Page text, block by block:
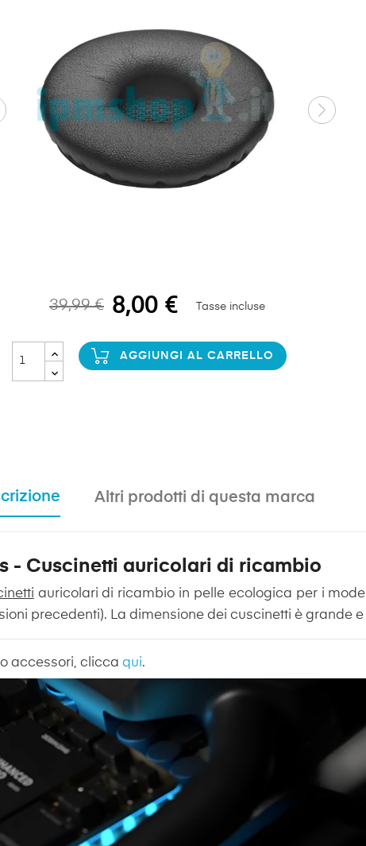
39,99 € 8,00 € Tasse incluse
AGGIUNGI AL CARRELLO
Altri prodotti di questa marca
- Cuscinetti auricolari di ricambio
auricolari di ricambio in pelle ecologica per i
precedenti). La dimensione dei cuscinetti è grande
accessori, clicca qui.